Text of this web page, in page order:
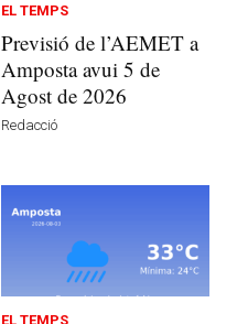
EL TEMPS
Previsió de l’AEMET a
Amposta avui 5 de
Agost de 2026
Redacció
EL TEMPS